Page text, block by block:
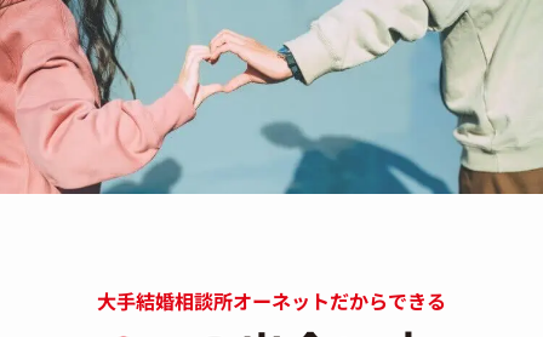
大手結婚相談所オーネットだからできる